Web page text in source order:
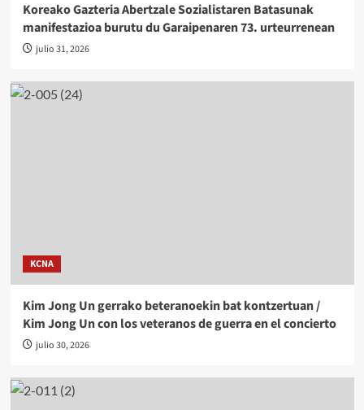
Koreako Gazteria Abertzale Sozialistaren Batasunak
manifestazioa burutu du Garaipenaren 73. urteurrenean
julio 31, 2026
KCNA
Kim Jong Un gerrako beteranoekin bat kontzertuan /
Kim Jong Un con los veteranos de guerra en el concierto
julio 30, 2026